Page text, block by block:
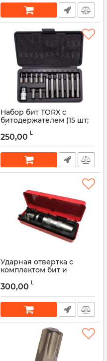
Набор бит TORX с
битодержателем (15 шт;
1/2") Forsage F-4156
Артикул:
250,00 L
Ударная отвертка с
комплектом бит и
5064
Артикул: 47675
300,00 L